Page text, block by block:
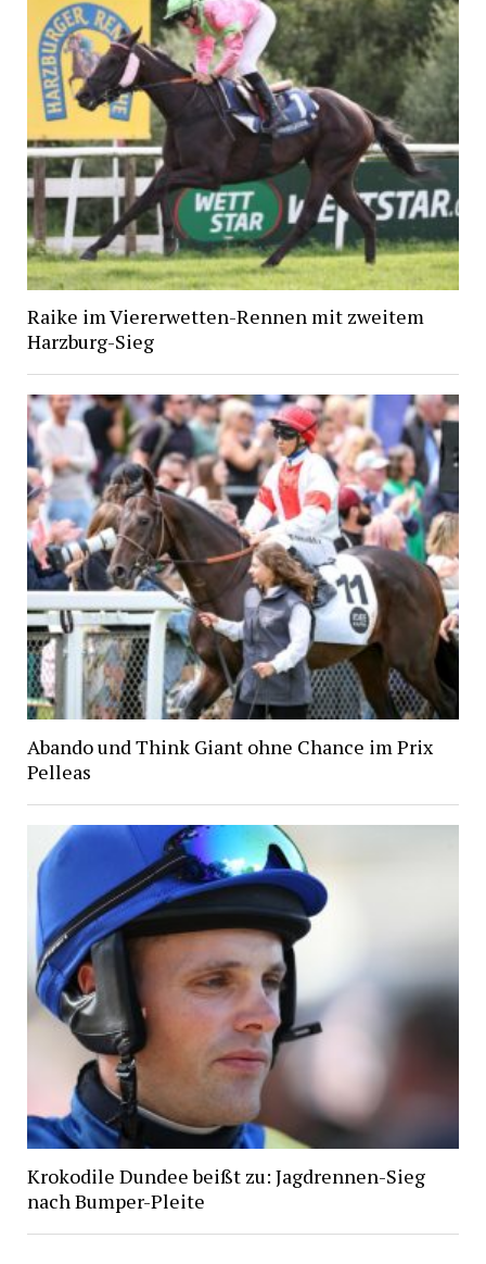
Raike im Viererwetten-Rennen mit zweitem
Harzburg-Sieg
Abando und Think Giant ohne Chance im Prix
Pelleas
Krokodile Dundee beißt zu: Jagdrennen-Sieg
nach Bumper-Pleite